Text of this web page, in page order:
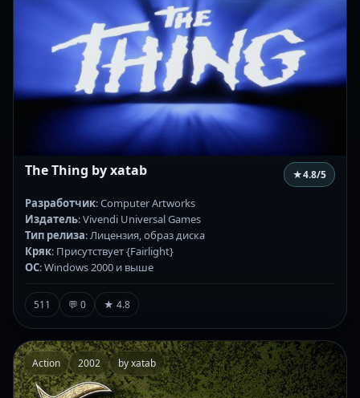
The Thing by xatab ★4.8/5
Разработчик: Computer Artworks
Издатель: Vivendi Universal Games
Тип релиза: Лицензия, образ диска
Кряк: Присутствует {Fairlight}
ОС: Windows 2000 и выше
511 💬 0 ★ 4.8
Action 2002 by xatab